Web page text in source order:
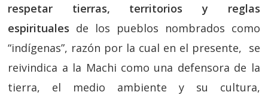
respetar tierras, territorios y reglas
espirituales de los pueblos nombrados como
“indígenas”, razón por la cual en el presente, se
reivindica a la Machi como una defensora de la
tierra, el medio ambiente y su cultura,